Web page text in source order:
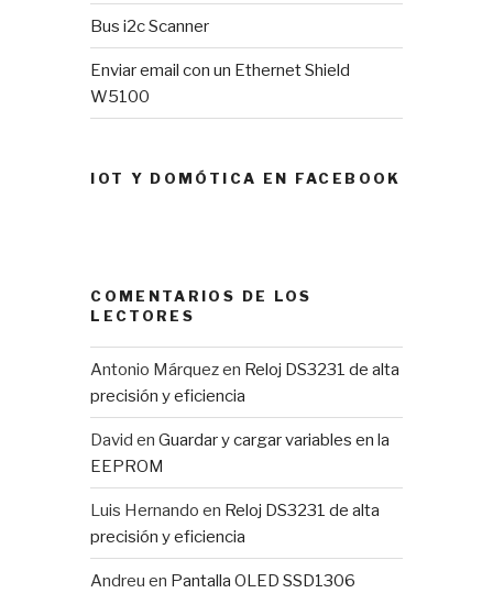
Bus i2c Scanner
Enviar email con un Ethernet Shield
W5100
IOT Y DOMÓTICA EN FACEBOOK
COMENTARIOS DE LOS
LECTORES
Antonio Márquezen Reloj DS3231 de alta
precisión y eficiencia
David enGuardar y cargar variables en la
EEPROM
Luis Hernando en Reloj DS3231 de alta
precisión y eficiencia
Andreu en Pantalla OLED SSD1306